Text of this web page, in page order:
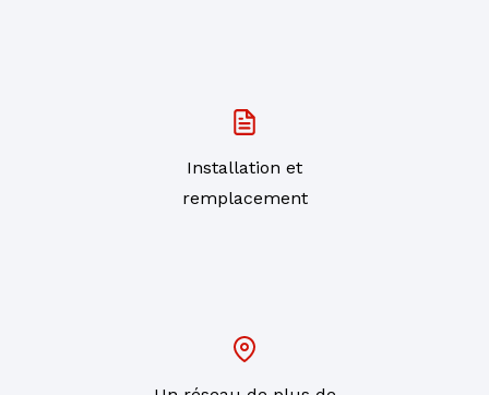
Installation et
remplacement